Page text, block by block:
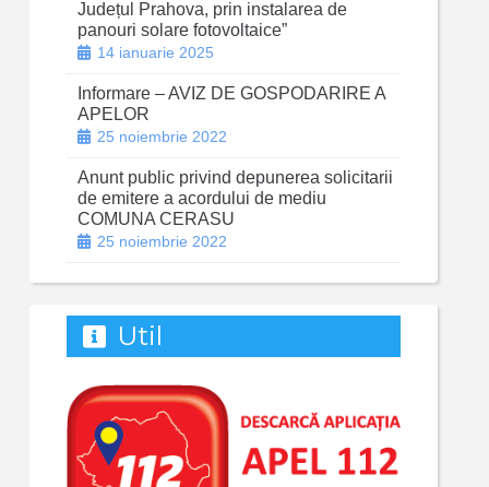
Județul Prahova, prin instalarea de
panouri solare fotovoltaice”
14 ianuarie 2025
Informare – AVIZ DE GOSPODARIRE A
APELOR
25 noiembrie 2022
Anunt public privind depunerea solicitarii
de emitere a acordului de mediu
COMUNA CERASU
25 noiembrie 2022
Util